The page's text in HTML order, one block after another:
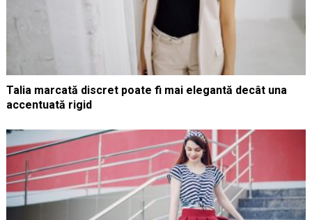
Talia marcată discret poate fi mai elegantă decât una
accentuată rigid